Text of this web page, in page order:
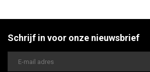
Schrijf in voor onze nieuwsbrief